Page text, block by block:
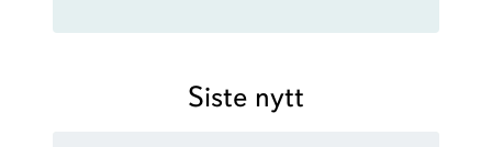
Siste nytt